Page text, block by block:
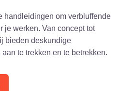
handleidingen om verbluffende
je werken. Van concept tot
bieden deskundige
te trekken en te betrekken.